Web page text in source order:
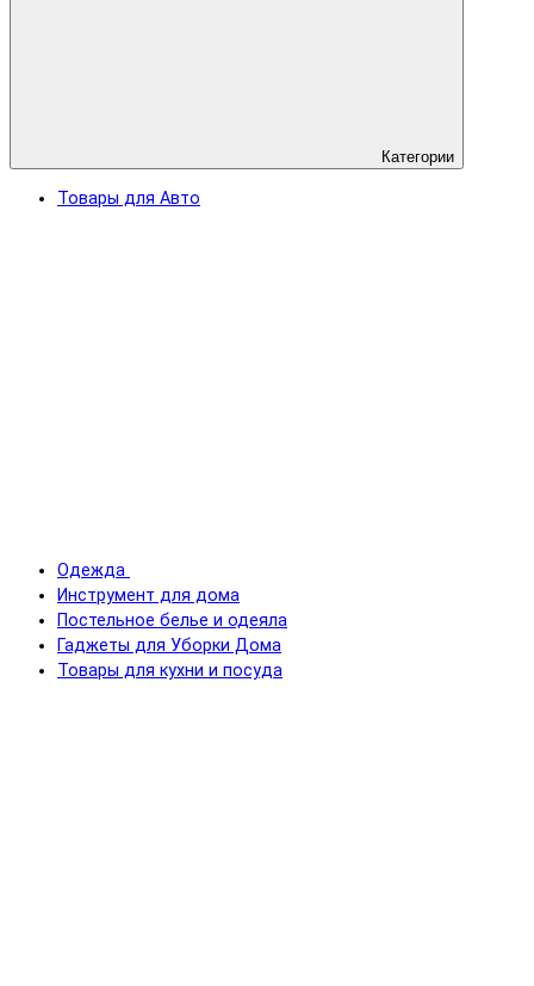
Категории
Товары для Авто
Одежда
Инструмент для дома
Постельное белье и одеяла
Гаджеты для Уборки Дома
Товары для кухни и посуда